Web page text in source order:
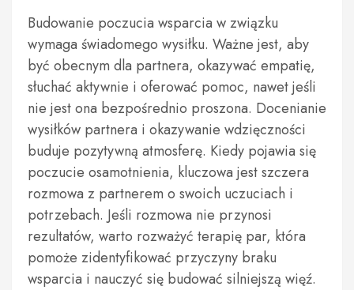
Budowanie poczucia wsparcia w związku
wymaga świadomego wysiłku. Ważne jest, aby
być obecnym dla partnera, okazywać empatię,
słuchać aktywnie i oferować pomoc, nawet jeśli
nie jest ona bezpośrednio proszona. Docenianie
wysiłków partnera i okazywanie wdzięczności
buduje pozytywną atmosferę. Kiedy pojawia się
poczucie osamotnienia, kluczowa jest szczera
rozmowa z partnerem o swoich uczuciach i
potrzebach. Jeśli rozmowa nie przynosi
rezultatów, warto rozważyć terapię par, która
pomoże zidentyfikować przyczyny braku
wsparcia i nauczyć się budować silniejszą więź.